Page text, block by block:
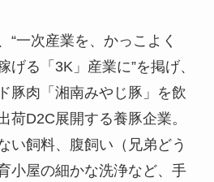
“一次産業を、かっこよく
げる「3K」産業に”を掲げ、
豚肉「湘南みやじ豚」を飲
荷D2C展開する養豚企業。
い飼料、腹飼い（兄弟どう
小屋の細かな洗浄など、手